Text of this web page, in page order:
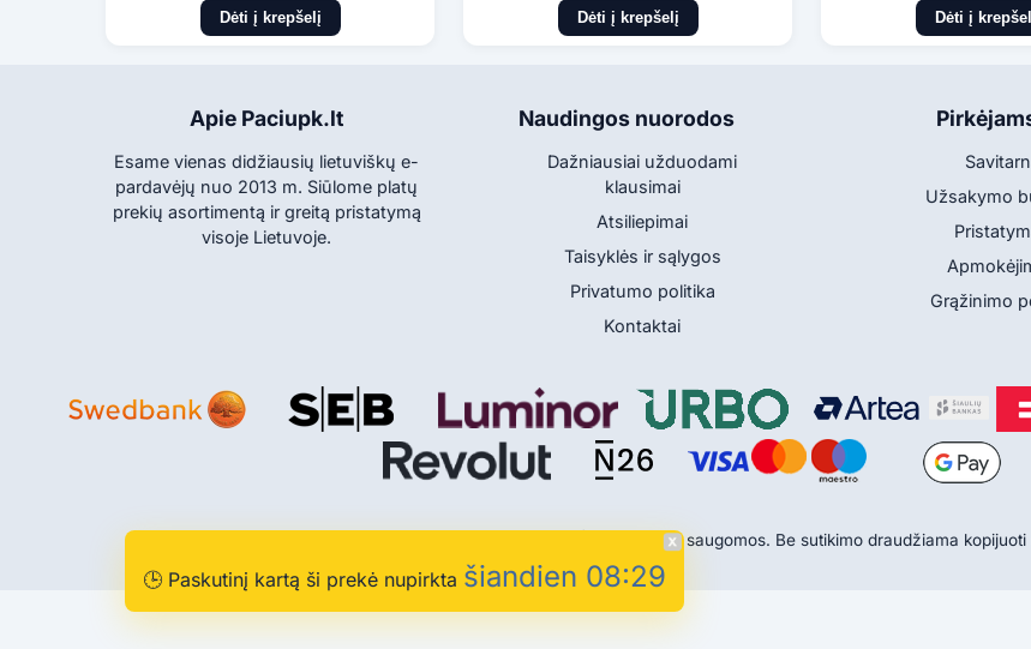
🕒 Paskutinį kartą ši prekė nupirkta šiandien 08:29
Dėti į krepšelį Dėti į krepšelį Dėti į
Apie Paciupk.lt
Esame vienas didžiausių lietuviškų e-
pardavėjų nuo 2013 m. Siūlome platų
prekių asortimentą ir greitą pristatymą
visoje Lietuvoje.
Naudingos nuorodos
Dažniausiai užduodami
klausimai
Atsiliepimai
Taisyklės ir sąlygos
Privatumo politika
Kontaktai
Užsakymo
Grąžinimo
© 2013-2026 Paciupk.lt | Visos teisės saugomos. Be sutikimo draudžiama